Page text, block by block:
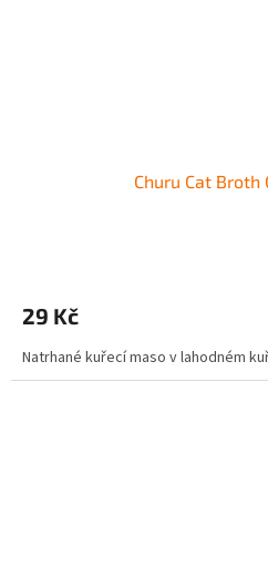
Churu Cat Broth
29 Kč
Natrhané kuřecí maso v lahodném